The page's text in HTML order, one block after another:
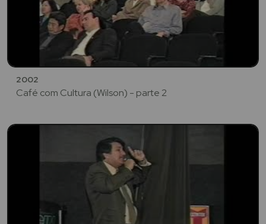
2002
Café com Cultura (Wilson) - parte 2